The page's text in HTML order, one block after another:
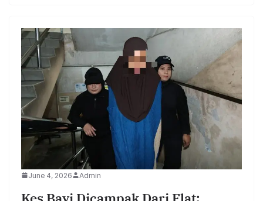
June 4, 2026 Admin
Kes Bayi Dicampak Dari Flat: